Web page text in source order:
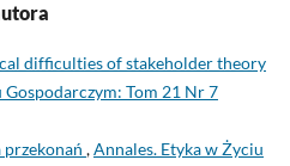
difficulties of stakeholder theory
Tom 21 Nr 7
przekonań ,Annales. Etyka w Życiu